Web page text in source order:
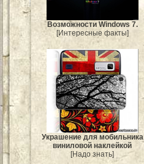
Возможности Windows 7.
[Интересные факты]
Украшение для мобильника
виниловой наклейкой
[Надо знать]